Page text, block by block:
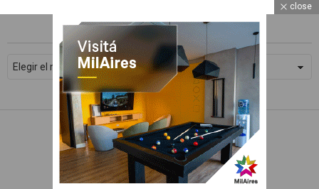
ARCHIVOS
© 2026 Devoto Magazine
Home Contacto Política de Privacidad
WhatsApp
Facebook
close